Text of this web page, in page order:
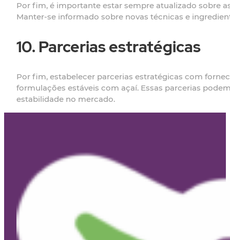
Por fim, é importante estar sempre atualizado sobre
Manter-se informado sobre novas técnicas e
10. Parcerias estratégicas
Por fim, estabelecer parcerias estratégicas com
formulações estáveis com açaí. Essas parcerias
estabilidade no mercado.